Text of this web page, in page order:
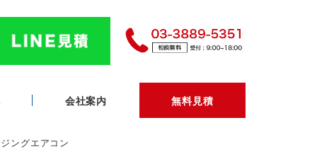
会社案内 無料見積
ングエアコン